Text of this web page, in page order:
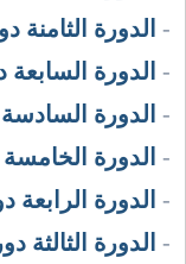
- الدورة الثامنة
- الدورة السابعة
- الدورة
- الدورة
- الدورة الرابعة
- الدورة